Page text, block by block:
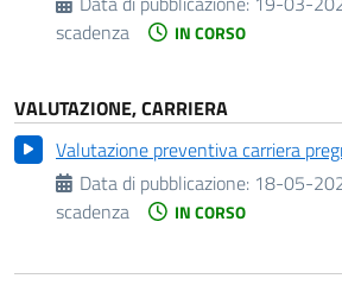
scadenza
IN CORSO
VALUTAZIONE, CARRIERA
Valutazione preventiva carriera
Data di pubblicazione: 18-05-
scadenza
IN CORSO